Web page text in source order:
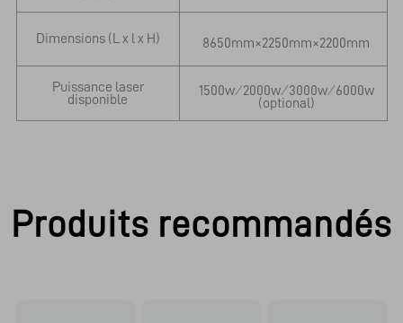
Dimensions (L x l x H)
Puissance laser
disponible
8650mm×2250mm×2200mm
1500w ⁄ 2000w ⁄ 3000w ⁄ 6000w
(optional)
Produits recommandés